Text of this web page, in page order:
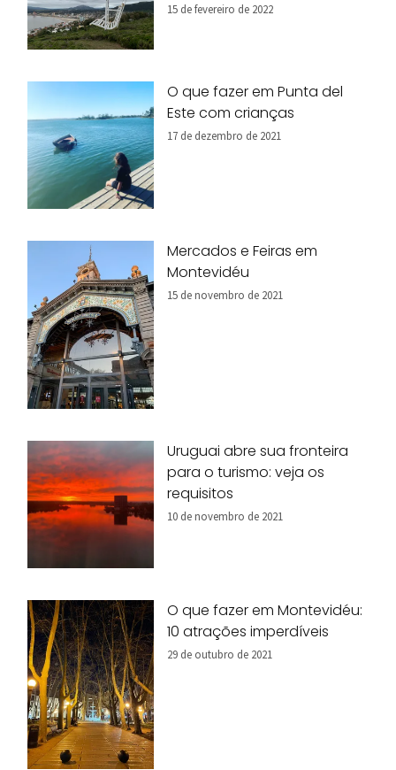
15 de fevereiro de 2022
O que fazer em Punta del
Este com crianças
17 de dezembro de 2021
Mercados e Feiras em
Montevidéu
15 de novembro de 2021
Uruguai abre sua fronteira
para o turismo: veja os
requisitos
10 de novembro de 2021
O que fazer em Montevidéu:
10 atrações imperdíveis
29 de outubro de 2021